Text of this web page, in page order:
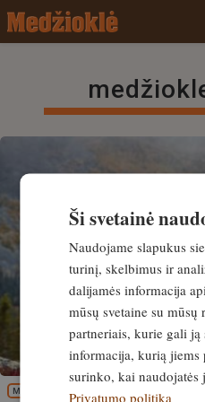
MEDŽIOKLĖS REIKMENYS
Ši svetainė
Naudojame slapukus
turinį, skelbimus ir
dalijamės informacija
mūsų svetaine su mūsų
partneriais, kurie gali
informacija, kurią jiems
surinko, kai naudojatės
Privatumo politika